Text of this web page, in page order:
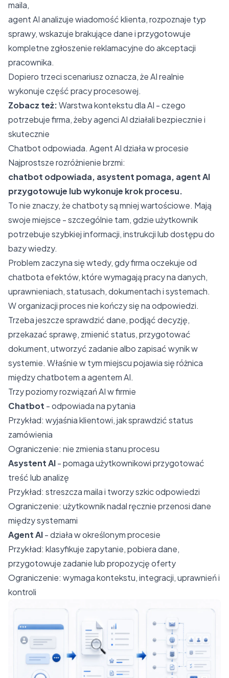
maila,
agent AI analizuje wiadomość klienta, rozpoznaje typ
sprawy, wskazuje brakujące dane i przygotowuje
kompletne zgłoszenie reklamacyjne do akceptacji
pracownika.
Dopiero trzeci scenariusz oznacza, że AI realnie
wykonuje część pracy procesowej.
Zobacz też:Warstwa kontekstu dla AI - czego
potrzebuje firma, żeby agenci AI działali bezpiecznie i
skutecznie
Chatbot odpowiada. Agent AI działa w procesie
Najprostsze rozróżnienie brzmi:
chatbot odpowiada, asystent pomaga, agent AI
przygotowuje lub wykonuje krok procesu.
To nie znaczy, że chatboty są mniej wartościowe. Mają
swoje miejsce - szczególnie tam, gdzie użytkownik
potrzebuje szybkiej informacji, instrukcji lub dostępu do
bazy wiedzy.
Problem zaczyna się wtedy, gdy firma oczekuje od
chatbota efektów, które wymagają pracy na danych,
uprawnieniach, statusach, dokumentach i systemach.
W organizacji proces nie kończy się na odpowiedzi.
Trzeba jeszcze sprawdzić dane, podjąć decyzję,
przekazać sprawę, zmienić status, przygotować
dokument, utworzyć zadanie albo zapisać wynik w
systemie. Właśnie w tym miejscu pojawia się różnica
między chatbotem a agentem AI.
Trzy poziomy rozwiązań AI w firmie
Chatbot - odpowiada na pytania
Przykład: wyjaśnia klientowi, jak sprawdzić status
zamówienia
Ograniczenie: nie zmienia stanu procesu
Asystent AI- pomaga użytkownikowi przygotować
treść lub analizę
Przykład: streszcza maila i tworzy szkic odpowiedzi
Ograniczenie: użytkownik nadal ręcznie przenosi dane
między systemami
Agent AI- działa w określonym procesie
Przykład: klasyfikuje zapytanie, pobiera dane,
przygotowuje zadanie lub propozycję oferty
Ograniczenie: wymaga kontekstu, integracji, uprawnień i
kontroli